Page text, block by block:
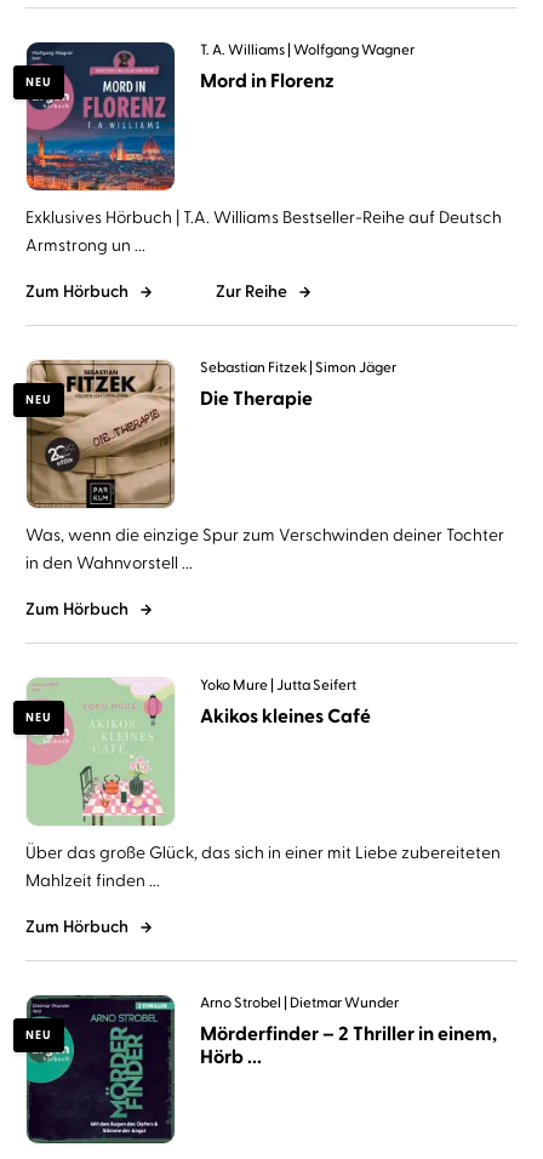
NEU
T. A. Williams Wolfgang Wagner
Mord in Florenz
Exklusives Hörbuch | T.A. Williams Bestseller-Reihe auf Deutsch
Armstrong un ...
Zum Hörbuch Zur Reihe
NEU
Sebastian Fitzek Simon Jäger
Die Therapie
Was, wenn die einzige Spur zum Verschwinden deiner Tochter
in den Wahnvorstell ...
Zum Hörbuch
NEU
Yoko Mure Jutta Seifert
Akikos kleines Café
Über das große Glück, das sich in einer mit Liebe zubereiteten
Mahlzeit finden ...
Zum Hörbuch
NEU
Arno Strobel Dietmar Wunder
Mörderfinder – 2 Thriller in einem,
Hörb ...